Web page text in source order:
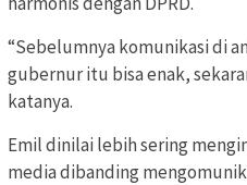
“Sebelumnya komunikasi di
gubernur itu bisa enak,
katanya.
Emil dinilai lebih sering
media dibanding